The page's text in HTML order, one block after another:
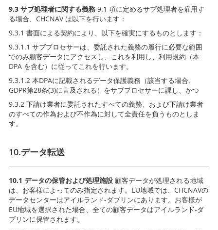
9.3 サブ処理者に関する義務9.1 項に定めるサブ処理者を雇用す
る場合、CHCNAV は以下を行います：
9.3.1 書面による契約により、以下を確実にするものとします：
9.3.1.1 サブプロセサーは、委託された義務の履行に必要な範囲
でのみ顧客データにアクセスし、これを利用し、利用規約（本
DPA を含む）に従ってこれを行います。
9.3.1.2 本DPAに記載されるデータ保護義務（該当する場合、
GDPR第28条(3)に言及される）をサブプロセサーに課し、かつ
9.3.2 下請け業者に委託されたすべての義務、および下請け業者
のすべての作為および不作為に対して全責任を負うものとしま
す。
10.データ転送
10.1 データの保管および処理施設 顧客データが処理される地域
は、お客様によってのみ指定されます。EU地域では、CHCNAVの
データセンターはアイルランド-ダブリンにあります。お客様が
EU地域を選択された場合、全ての顧客データはアイルランド-ダ
ブリンに保管されます。